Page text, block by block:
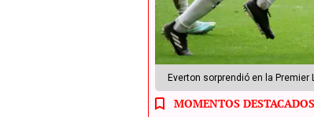
Everton sorprendió en la Premier
MOMENTOS DESTACADOS